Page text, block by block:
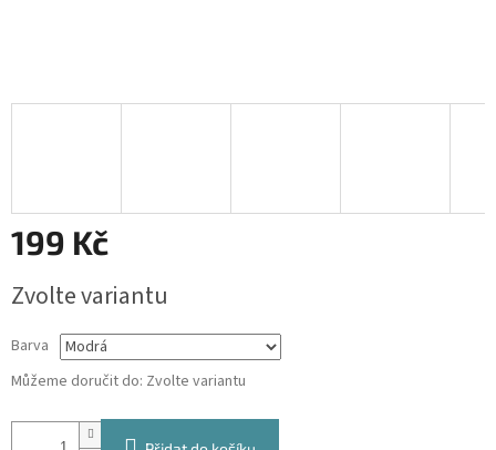
199 Kč
cena:
Zvolte variantu
Barva
Můžeme doručit do: Zvolte variantu